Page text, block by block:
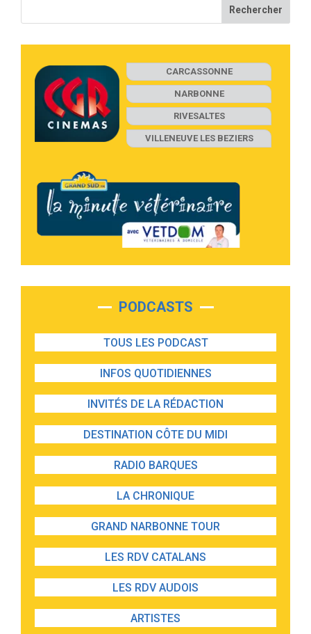
CARCASSONNE
NARBONNE
RIVESALTES
VILLENEUVE LES BEZIERS
PODCASTS
TOUS LES PODCAST
INFOS QUOTIDIENNES
INVITÉS DE LA RÉDACTION
DESTINATION CÔTE DU MIDI
RADIO BARQUES
LA CHRONIQUE
GRAND NARBONNE TOUR
LES RDV CATALANS
LES RDV AUDOIS
ARTISTES